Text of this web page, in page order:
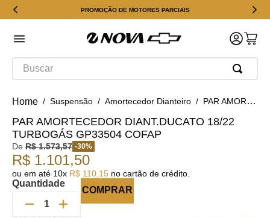
PROMOÇÃO DE MOTORES PARCIAIS
Buscar
Suspensão Amortecedor Dianteiro PAR AMORTECEDOR DIANT.DUCATO 18/22 TURBOGÁS GP33504 Cofap
PAR AMORTECEDOR DIANT.DUCATO 18/22
TURBOGÁS GP33504 COFAP
De R$ 1.573,57 -30%
R$ 1.101,50
ou em até 10x R$ 110 15 no cartão de crédito.
Quantidade
COMPRAR